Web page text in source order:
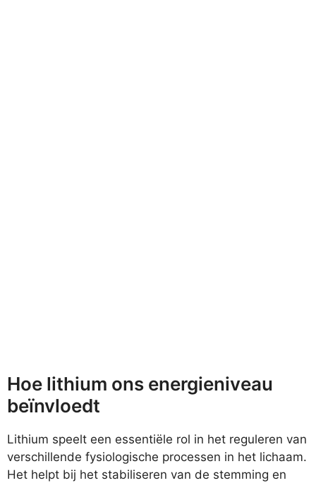
Hoe lithium ons energieniveau
beïnvloedt
Lithium speelt een essentiële rol in het reguleren van
verschillende fysiologische processen in het lichaam.
Het helpt bij het stabiliseren van de stemming en